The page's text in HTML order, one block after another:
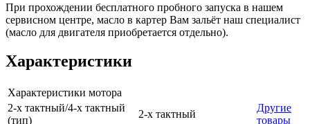
При прохождении бесплатного пробного запуска в нашем
сервисном центре, масло в картер Вам зальёт наш специалист
(масло для двигателя приобретается отдельно).
Характеристики
Характеристики мотора
2-х тактный/4-х тактный
(тип)
2-х тактный
Другие
товары